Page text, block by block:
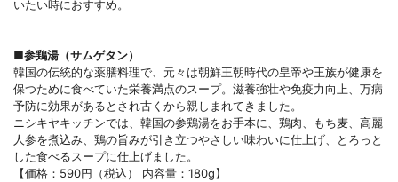
いたい時におすすめ。
■参鶏湯（サムゲタン）
韓国の伝統的な薬膳料理で、元々は朝鮮王朝時代の皇帝や王族が健康を
保つために食べていた栄養満点のスープ。滋養強壮や免疫力向上、万病
予防に効果があるとされ古くから親しまれてきました。
ニシキヤキッチンでは、韓国の参鶏湯をお手本に、鶏肉、もち麦、高麗
人参を煮込み、鶏の旨みが引き立つやさしい味わいに仕上げ、とろっと
した食べるスープに仕上げました。
【価格：590円（税込） 内容量：180g】